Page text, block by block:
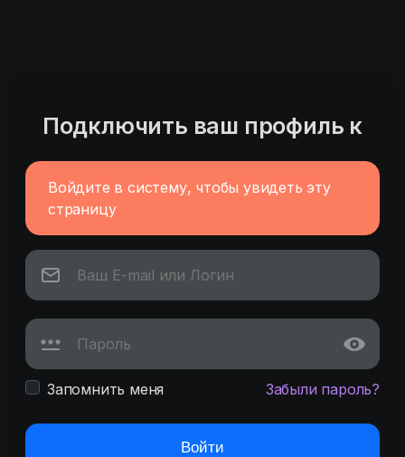
Подключить ваш профиль к
Войдите в систему, чтобы увидеть эту
страницу
Запомнить меня Забыли пароль?
Войти